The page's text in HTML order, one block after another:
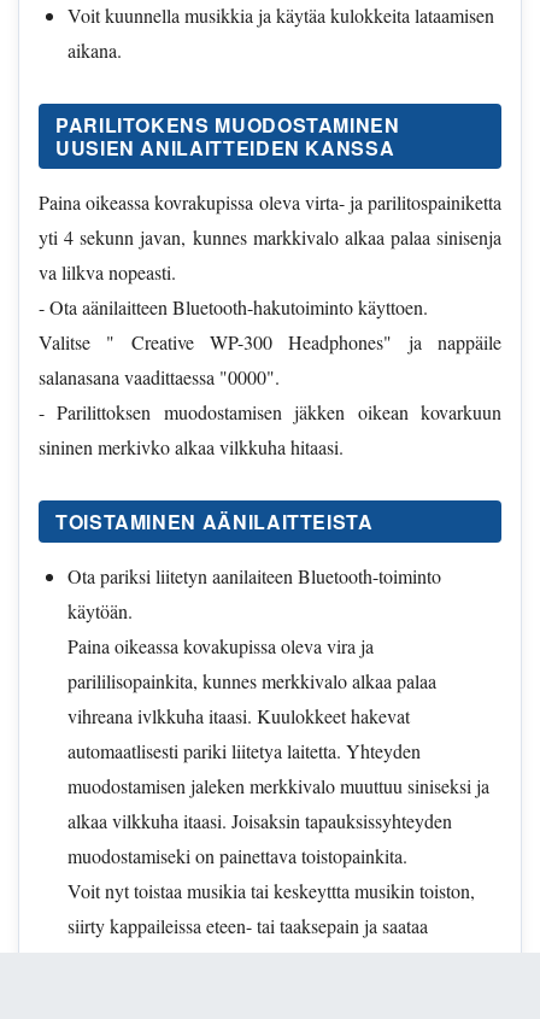
Voit kuunnella musikkia ja käytäa kulokkeita lataamisen
aikana.
PARILITOKENS MUODOSTAMINEN
UUSIEN ANILAITTEIDEN KANSSA
Paina oikeassa kovrakupissa oleva virta- ja parilitospainiketta
yti 4 sekunn javan, kunnes markkivalo alkaa palaa sinisenja
va lilkva nopeasti.
- Ota aänilaitteen Bluetooth-hakutoiminto käyttoen.
Valitse " Creative WP-300 Headphones" ja nappäile
salanasana vaadittaessa "0000".
- Parilittoksen muodostamisen jäkken oikean kovarkuun
sininen merkivko alkaa vilkkuha hitaasi.
TOISTAMINEN AÄNILAITTEISTA
Ota pariksi liitetyn aanilaiteen Bluetooth-toiminto
käytöän.
Paina oikeassa kovakupissa oleva vira ja
parililisopainkita, kunnes merkkivalo alkaa palaa
vihreana ivlkkuha itaasi. Kuulokkeet hakevat
automaatlisesti pariki liitetya laitetta. Yhteyden
muodostamisen jaleken merkkivalo muuttuu siniseksi ja
alkaa vilkkuha itaasi. Joisaksin tapauksissyhteyden
muodostamiseki on painettava toistopainkita.
Voit nyt toistaa musikia tai keskeyttta musikin toiston,
siirty kappaileissa eteen- tai taaksepain ja saataa